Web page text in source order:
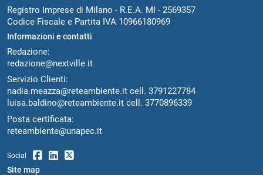
Registro Imprese di Milano - R.E.A. MI - 2569357
Codice Fiscale e Partita IVA 10966180969
Informazioni e contatti
Redazione:
redazione@nextville.it
Servizio Clienti:
nadia.meazza@reteambiente.it cell. 3791227784
luisa.baldino@reteambiente.it cell. 3770896339
Posta certificata:
reteambiente@unapec.it
Social
Site map